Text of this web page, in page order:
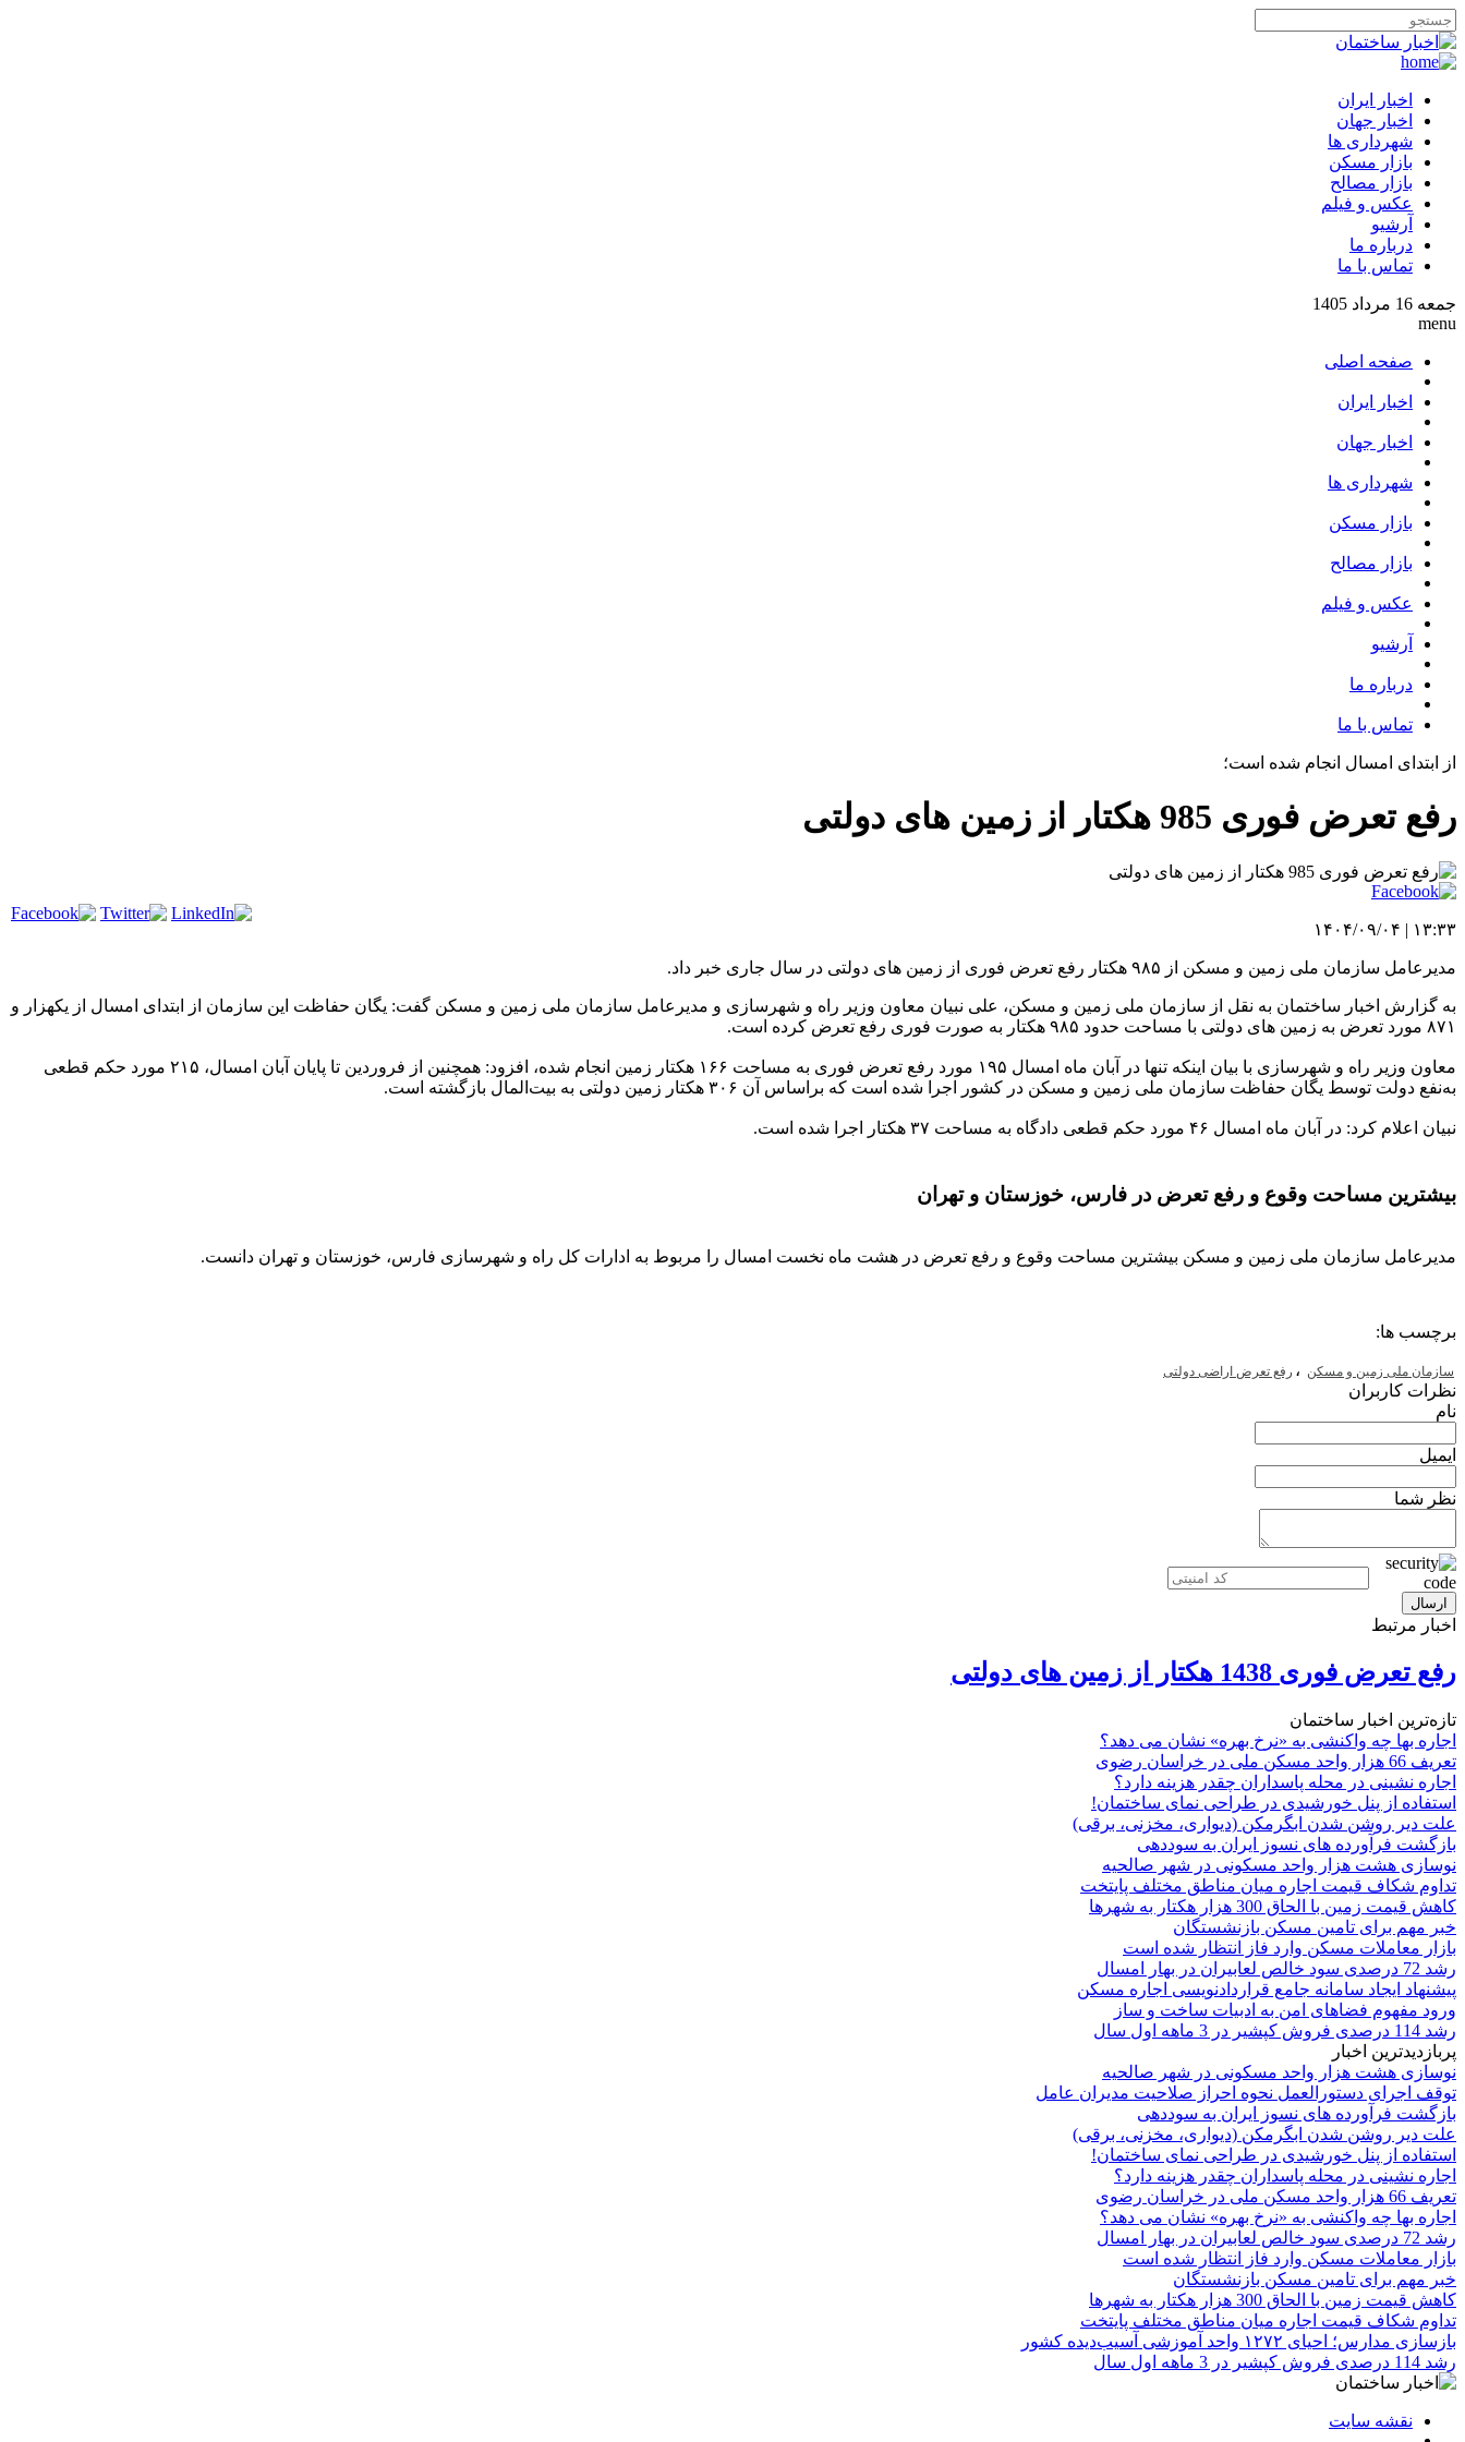
اخبار ایران
اخبار جهان
شهرداری ها
بازار مسکن
بازار مصالح
عکس و فیلم
آرشیو
درباره ما
تماس با ما
جمعه 16 مرداد 1405
menu
صفحه اصلی
اخبار ایران
اخبار جهان
شهرداری ها
بازار مسکن
بازار مصالح
عکس و فیلم
آرشیو
درباره ما
تماس با ما
از ابتدای امسال انجام شده است؛
رفع تعرض فوری 985 هکتار از زمین های دولتی
۱۳:۳۳ | ۱۴۰۴/۰۹/۰۴
مدیرعامل سازمان ملی زمین و مسکن از ۹۸۵ هکتار رفع تعرض فوری از زمین های دولتی در سال جاری خبر داد.
به گزارش اخبار ساختمان به نقل از سازمان ملی زمین و مسکن، علی نبیان معاون وزیر راه و شهرسازی و مدیرعامل سازمان ملی زمین و مسکن گفت: یگان حفاظت این سازمان از ابتدای امسال از یکهزار و
۸۷۱ مورد تعرض به زمین های دولتی با مساحت حدود ۹۸۵ هکتار به صورت فوری رفع تعرض کرده است.
معاون وزیر راه و شهرسازی با بیان اینکه تنها در آبان ماه امسال ۱۹۵ مورد رفع تعرض فوری به مساحت ۱۶۶ هکتار زمین انجام شده، افزود: همچنین از فروردین تا پایان آبان امسال، ۲۱۵ مورد حکم قطعی
به‌نفع دولت توسط یگان حفاظت سازمان ملی زمین و مسکن در کشور اجرا شده است که براساس آن ۳۰۶ هکتار زمین دولتی به بیت‌المال بازگشته است.
نبیان اعلام کرد: در آبان ماه امسال ۴۶ مورد حکم قطعی دادگاه به مساحت ۳۷ هکتار اجرا شده است.
بیشترین مساحت وقوع و رفع تعرض در فارس، خوزستان و تهران
مدیرعامل سازمان ملی زمین و مسکن بیشترین مساحت وقوع و رفع تعرض در هشت ماه نخست امسال را مربوط به ادارات کل راه و شهرسازی فارس، خوزستان و تهران دانست.
برچسب ها:
سازمان ملی زمین و مسکن ، رفع تعرض اراضی دولتی
نظرات کاربران
نام
ایمیل
نظر شما
اخبار مرتبط
رفع تعرض فوری 1438 هکتار از زمین های دولتی
تازه‌ترین اخبار ساختمان
اجاره بها چه واکنشی به «نرخ بهره» نشان می دهد؟
تعریف 66 هزار واحد مسکن ملی در خراسان رضوی
اجاره نشینی در محله پاسداران چقدر هزینه دارد؟
استفاده از پنل خورشیدی در طراحی نمای ساختمان!
علت دیر روشن شدن ابگرمکن (دیواری، مخزنی، برقی)
بازگشت فرآورده های نسوز ایران به سوددهی
نوسازی هشت هزار واحد مسکونی در شهر صالحیه
تداوم شکاف قیمت اجاره میان مناطق مختلف پایتخت
کاهش قیمت زمین با الحاق 300 هزار هکتار به شهرها
خبر مهم برای تامین مسکن بازنشستگان
بازار معاملات مسکن وارد فاز انتظار شده است
رشد 72 درصدی سود خالص لعابیران در بهار امسال
پیشنهاد ایجاد سامانه جامع قراردادنویسی اجاره مسکن
ورود مفهوم فضاهای امن به ادبیات ساخت و ساز
رشد 114 درصدی فروش کپشیر در 3 ماهه اول سال
پربازدیدترین اخبار
نوسازی هشت هزار واحد مسکونی در شهر صالحیه
توقف اجرای دستورالعمل نحوه احراز صلاحیت مدیران عامل
بازگشت فرآورده های نسوز ایران به سوددهی
علت دیر روشن شدن ابگرمکن (دیواری، مخزنی، برقی)
استفاده از پنل خورشیدی در طراحی نمای ساختمان!
اجاره نشینی در محله پاسداران چقدر هزینه دارد؟
تعریف 66 هزار واحد مسکن ملی در خراسان رضوی
اجاره بها چه واکنشی به «نرخ بهره» نشان می دهد؟
رشد 72 درصدی سود خالص لعابیران در بهار امسال
بازار معاملات مسکن وارد فاز انتظار شده است
خبر مهم برای تامین مسکن بازنشستگان
کاهش قیمت زمین با الحاق 300 هزار هکتار به شهرها
تداوم شکاف قیمت اجاره میان مناطق مختلف پایتخت
بازسازی مدارس؛ احیای ۱۲۷۲ واحد آموزشی آسیب‌دیده کشور
رشد 114 درصدی فروش کپشیر در 3 ماهه اول سال
نقشه سایت